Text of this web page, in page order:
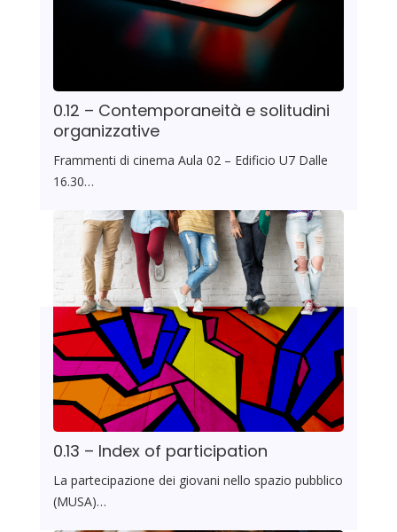
0.12 – Contemporaneità e solitudini
organizzative
Frammenti di cinema Aula 02 – Edificio U7 Dalle
16.30…
0.13 – Index of participation
La partecipazione dei giovani nello spazio pubblico
(MUSA)…